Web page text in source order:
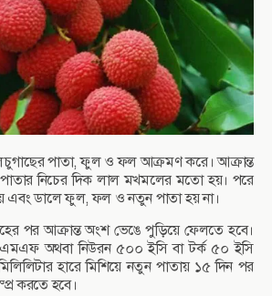
পাতা, ফুল ও ফল আক্রমণ করে। আক্রান্ত
নিচের দিক লাল মখমলের মতো হয়। পরে
এবং ডালে ফুল, ফল ও নতুন পাতা হয় না।
পর আক্রান্ত অংশ ভেঙে পুড়িয়ে ফেলতে হবে।
অথবা নিউরন ৫০০ ইসি বা টর্ক ৫০ ইসি
হারে মিশিয়ে নতুন পাতায় ১৫ দিন পর
করতে হবে।